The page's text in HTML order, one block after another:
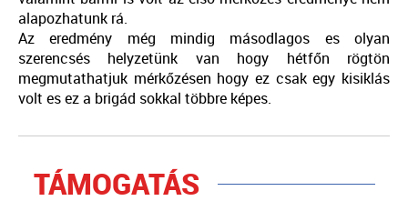
alapozhatunk rá.
Az eredmény még mindig másodlagos es olyan
szerencsés helyzetünk van hogy hétfőn rögtön
megmutathatjuk mérkőzésen hogy ez csak egy kisiklás
volt es ez a brigád sokkal többre képes.
TÁMOGATÁS